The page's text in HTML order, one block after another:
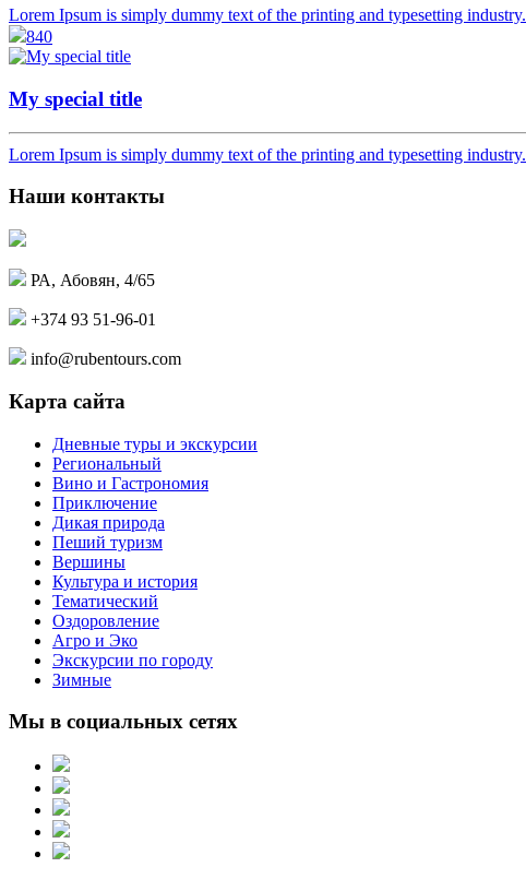
Lorem Ipsum is simply dummy text of the printing and typesetting industry.
840
My special title
Lorem Ipsum is simply dummy text of the printing and typesetting industry.
Наши контакты
РА, Абовян, 4/65
+374 93 51-96-01
info@rubentours.com
Карта сайта
Дневные туры и экскурсии
Региональный
Вино и Гастрономия
Приключение
Дикая природа
Пеший туризм
Вершины
Культура и история
Тематический
Оздоровление
Агро и Эко
Экскурсии по городу
Зимные
Мы в социальных сетях